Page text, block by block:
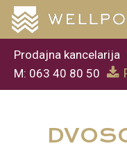
Prodajna kancelarija
M: 063 40 80 50